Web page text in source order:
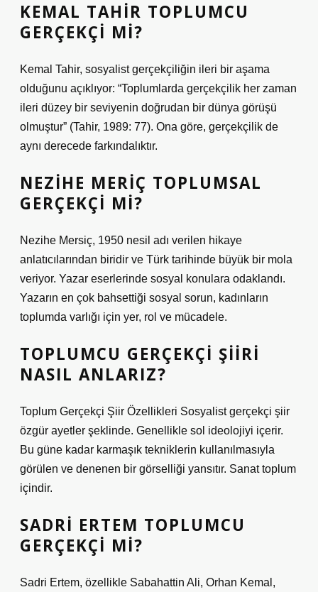
KEMAL TAHIR TOPLUMCU
GERÇEKÇI MI?
Kemal Tahir, sosyalist gerçekçiliğin ileri bir aşama
olduğunu açıklıyor: “Toplumlarda gerçekçilik her zaman
ileri düzey bir seviyenin doğrudan bir dünya görüşü
olmuştur” (Tahir, 1989: 77). Ona göre, gerçekçilik de
aynı derecede farkındalıktır.
NEZIHE MERIÇ TOPLUMSAL
GERÇEKÇI MI?
Nezihe Mersiç, 1950 nesil adı verilen hikaye
anlatıcılarından biridir ve Türk tarihinde büyük bir mola
veriyor. Yazar eserlerinde sosyal konulara odaklandı.
Yazarın en çok bahsettiği sosyal sorun, kadınların
toplumda varlığı için yer, rol ve mücadele.
TOPLUMCU GERÇEKÇI ŞIIRI
NASIL ANLARIZ?
Toplum Gerçekçi Şiir Özellikleri Sosyalist gerçekçi şiir
özgür ayetler şeklinde. Genellikle sol ideolojiyi içerir.
Bu güne kadar karmaşık tekniklerin kullanılmasıyla
görülen ve denenen bir görselliği yansıtır. Sanat toplum
içindir.
SADRI ERTEM TOPLUMCU
GERÇEKÇI MI?
Sadri Ertem, özellikle Sabahattin Ali, Orhan Kemal,